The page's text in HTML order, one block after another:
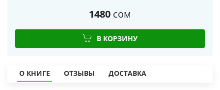
1480 сом
В КОРЗИНУ
О КНИГЕ ОТЗЫВЫ ДОСТАВКА